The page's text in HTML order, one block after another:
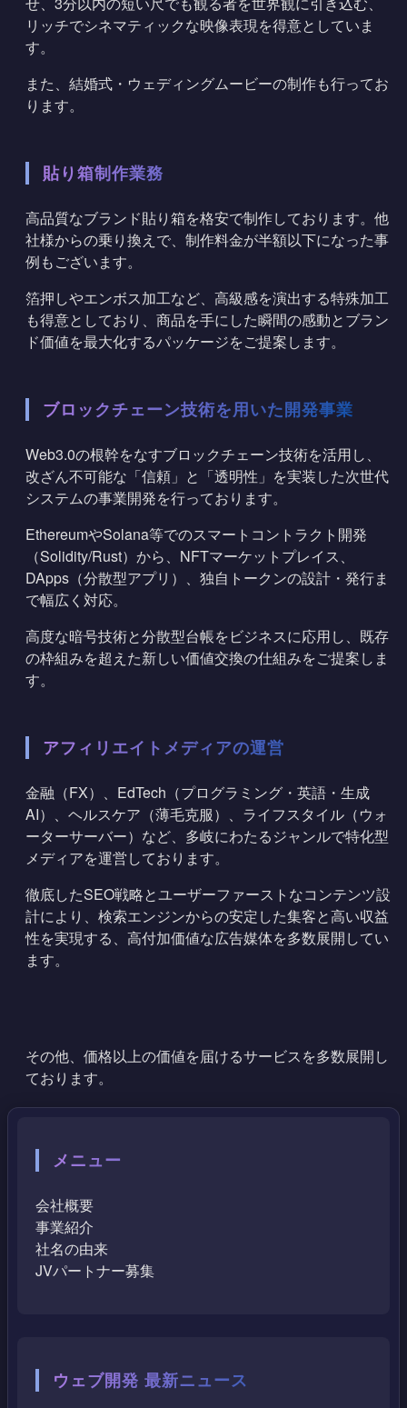
リッチでシネマティックな映像表現を得意としていま
す。
また、結婚式・ウェディングムービーの制作も行ってお
ります。
貼り箱制作業務
高品質なブランド貼り箱を格安で制作しております。他
社様からの乗り換えで、制作料金が半額以下になった事
例もございます。
箔押しやエンボス加工など、高級感を演出する特殊加工
も得意としており、商品を手にした瞬間の感動とブラン
ド価値を最大化するパッケージをご提案します。
ブロックチェーン技術を用いた開発事業
Web3.0の根幹をなすブロックチェーン技術を活用し、
改ざん不可能な「信頼」と「透明性」を実装した次世代
システムの事業開発を行っております。
EthereumやSolana等でのスマートコントラクト開発
（Solidity/Rust）から、NFTマーケットプレイス、
DApps（分散型アプリ）、独自トークンの設計・発行ま
で幅広く対応。
高度な暗号技術と分散型台帳をビジネスに応用し、既存
の枠組みを超えた新しい価値交換の仕組みをご提案しま
す。
アフィリエイトメディアの運営
金融（FX）、EdTech（プログラミング・英語・生成
AI）、ヘルスケア（薄毛克服）、ライフスタイル（ウォ
ーターサーバー）など、多岐にわたるジャンルで特化型
メディアを運営しております。
徹底したSEO戦略とユーザーファーストなコンテンツ設
計により、検索エンジンからの安定した集客と高い収益
性を実現する、高付加価値な広告媒体を多数展開してい
ます。
その他、価格以上の価値を届けるサービスを多数展開し
ております。
メニュー
会社概要
事業紹介
社名の由来
JVパートナー募集
ウェブ開発 最新ニュース